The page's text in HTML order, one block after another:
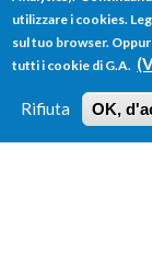
utilizzare i cookies.
sul tuo browser.
tutti i cookie di G.A.
Rifiuta OK,
FORM
DI
RICERCA
Main menu
HOME
LOGIN